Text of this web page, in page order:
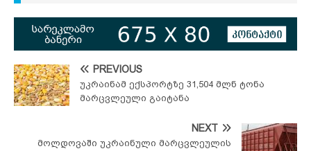
PREVIOUS
უკრაინამ ექსპორტზე 31,504 მლნ ტონა
მარცვლეული გაიტანა
NEXT
მოლდოვაში უკრაინული მარცვლეულის